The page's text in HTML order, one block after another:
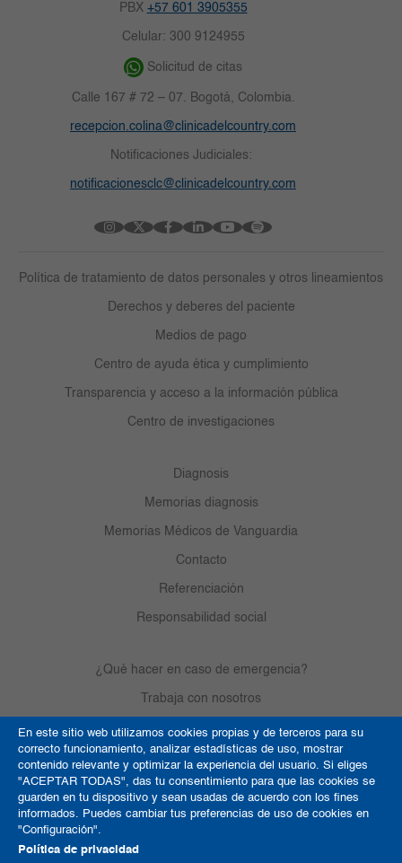
En este sitio web utilizamos cookies propias y de terceros para su
correcto funcionamiento, analizar estadísticas de uso, mostrar
contenido relevante y optimizar la experiencia del usuario. Si eliges
"ACEPTAR TODAS", das tu consentimiento para que las cookies se
guarden en tu dispositivo y sean usadas de acuerdo con los fines
informados. Puedes cambiar tus preferencias de uso de cookies en
"Configuración".
Política de privacidad
PBX +57 601 3905355
Celular: 300 9124955
Solicitud de citas
Calle 167 # 72 – 07. Bogotá, Colombia.
recepcion.colina@clinicadelcountry.com
Notificaciones Judiciales:
notificacionesclc@clinicadelcountry.com
Política de tratamiento de datos personales y otros lineamientos
Derechos y deberes del paciente
Medios de pago
Centro de ayuda ética y cumplimiento
Transparencia y acceso a la información pública
Centro de investigaciones
Diagnosis
Memorias diagnosis
Memorias Médicos de Vanguardia
Contacto
Referenciación
Responsabilidad social
¿Qué hacer en caso de emergencia?
Trabaja con nosotros
Derechos de autor
Política de Cookies
Términos y condiciones